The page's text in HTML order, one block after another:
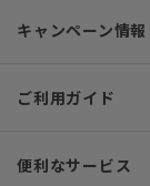
キャンペーン情報
ご利用ガイド
便利なサービス